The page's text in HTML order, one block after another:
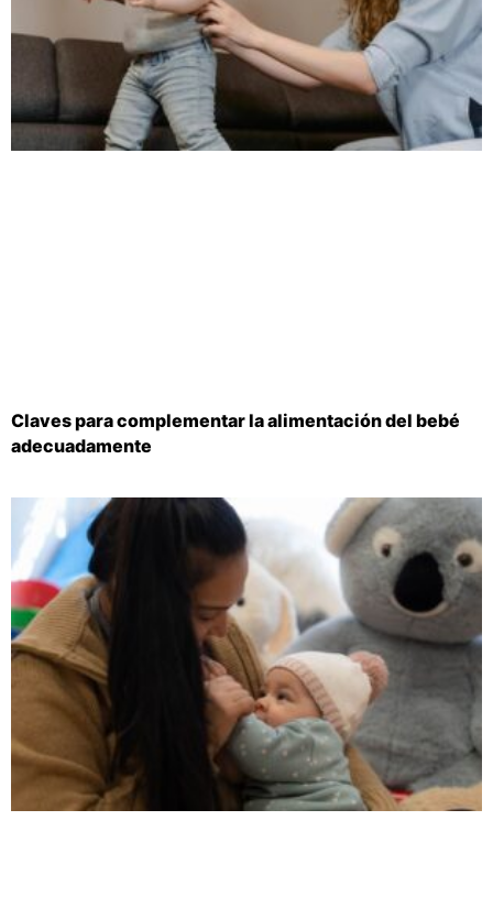
Claves para complementar la alimentación del bebé
adecuadamente